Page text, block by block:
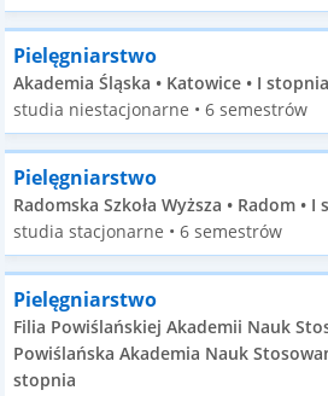
Pielęgniarstwo
Akademia Śląska • Katowice • I stopnia
studia niestacjonarne • 6 semestrów
Pielęgniarstwo
Radomska Szkoła Wyższa • Radom • I
studia stacjonarne • 6 semestrów
Pielęgniarstwo
Filia Powiślańskiej Akademii Nauk
Powiślańska Akademia Nauk
stopnia